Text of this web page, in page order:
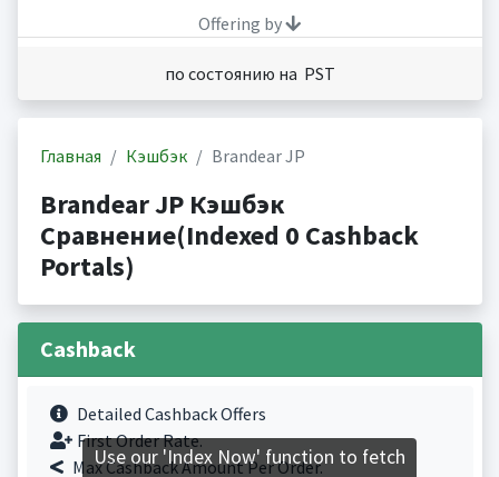
Offering by
по состоянию на PST
Главная Кэшбэк Brandear JP
Brandear JP Кэшбэк
Сравнение(Indexed 0 Cashback
Portals)
Cashback
Detailed Cashback Offers
First Order Rate.
Max Cashback Amount Per Order.
Use our 'Index Now' function to fetch